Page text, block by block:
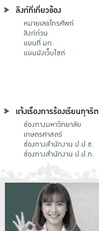
ลิงก์ที่เกี่ยวข้อง
หมายเลขโทรศัพท์
ลิงก์ด่วน
แผนที่ มก.
แผนผังเว็บไซต์
แจ้งเรื่องการร้องเรียนทุจริต
ช่องทางมหาวิทยาลัย
เกษตรศาสตร์
ช่องทางสำนักงาน ป.ป.ช.
ช่องทางสำนักงาน ป.ป.ท.